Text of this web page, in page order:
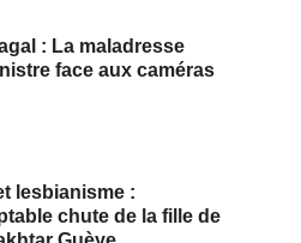
: La maladresse
face aux caméras
lesbianisme :
chute de la fille de